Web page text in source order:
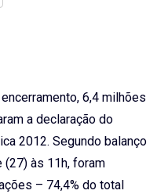
6,4 milhões
a declaração do
2012. Segundo balanço
(27) às 11h, foram
– 74,4% do total